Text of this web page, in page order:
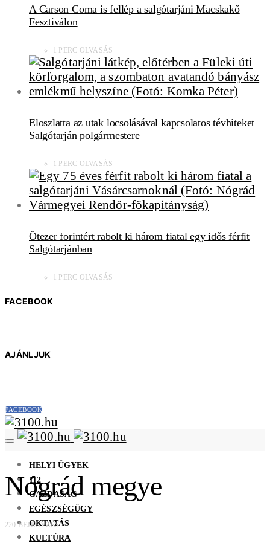
A Carson Coma is fellép a salgótarjáni Macskakő
Fesztiválon
1 PERC OLVASÁS
Eloszlatta az utak locsolásával kapcsolatos tévhiteket
Salgótarján polgármestere
1 PERC OLVASÁS
Ötezer forintért rabolt ki három fiatal egy idős férfit
Salgótarjánban
1 PERC OLVASÁS
FACEBOOK
AJÁNLJUK
FACEBOOK
HELYI ÜGYEK
112
GAZDASÁG
EGÉSZSÉGÜGY
OKTATÁS
KULTÚRA
Nógrád megye
220 BEJEGYZÉS